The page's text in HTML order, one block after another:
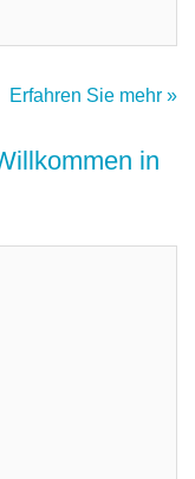
Erfahren Sie mehr »
in